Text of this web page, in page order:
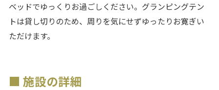
ベッドでゆっくりお過ごしください。グランピングテン
トは貸し切りのため、周りを気にせずゆったりお寛ぎい
ただけます。
■ 施設の詳細